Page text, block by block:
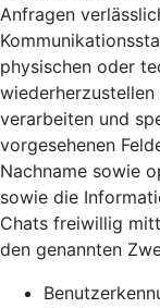
Anfragen
physischen oder
verarbeiten und
vorgesehenen
Nachname sowie
sowie die
Chats freiwillig
den genannten